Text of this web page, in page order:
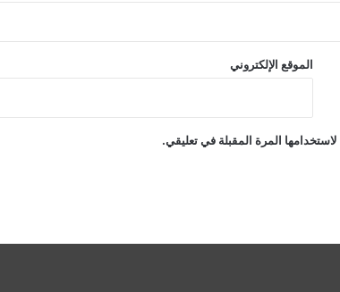
الموقع الإلكتروني
المرة المقبلة في تعليقي.